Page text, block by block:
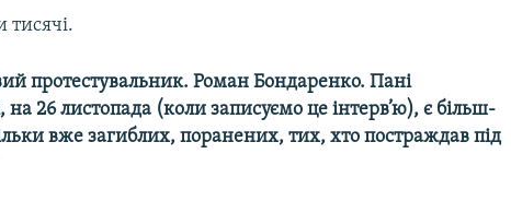
протестувальник. Роман Бондаренко. Пані
на 26 листопада (коли записуємо це інтерв’ю), є більш-
вже загиблих, поранених, тих, хто постраждав під